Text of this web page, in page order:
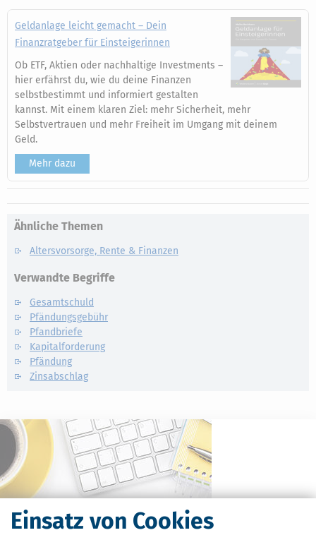
Einsatz von Cookies
Geldanlage leicht gemacht – Dein
Finanzratgeber für Einsteigerinnen
Ob ETF, Aktien oder nachhaltige Investments –
hier erfährst du, wie du deine Finanzen
selbstbestimmt und informiert gestalten
kannst. Mit einem klaren Ziel: mehr Sicherheit, mehr
Selbstvertrauen und mehr Freiheit im Umgang mit deinem
Geld.
Mehr dazu
Ähnliche Themen
Altersvorsorge, Rente & Finanzen
Verwandte Begriffe
Gesamtschuld
Pfändungsgebühr
Pfandbriefe
Kapitalforderung
Pfändung
Zinsabschlag